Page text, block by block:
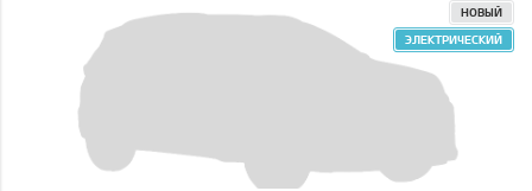
НОВЫЙ
ЭЛЕКТРИЧЕСКИЙ